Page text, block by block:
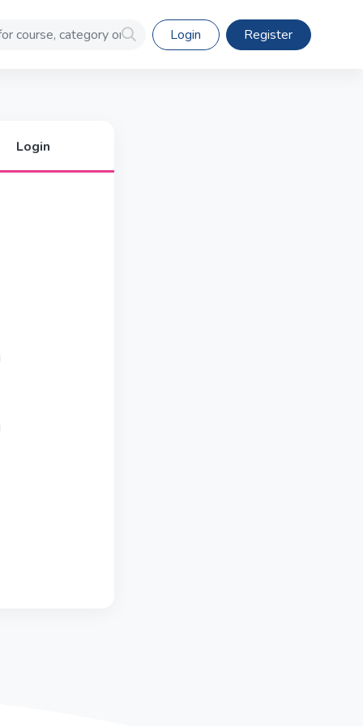
Login Register
Login